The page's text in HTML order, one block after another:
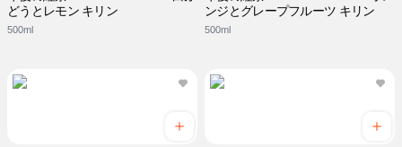
どうとレモン キリン
500ml
ンジとグレープフルーツ キリン
500ml